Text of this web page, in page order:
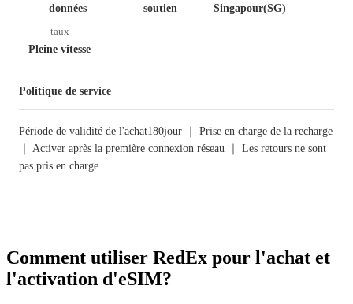
données
soutien
Singapour(SG)
taux
Pleine vitesse
Politique de service
Période de validité de l'achat180jour ｜ Prise en charge de la recharge
｜ Activer après la première connexion réseau ｜ Les retours ne sont
pas pris en charge.
Comment utiliser RedEx pour l'achat et
l'activation d'eSIM?